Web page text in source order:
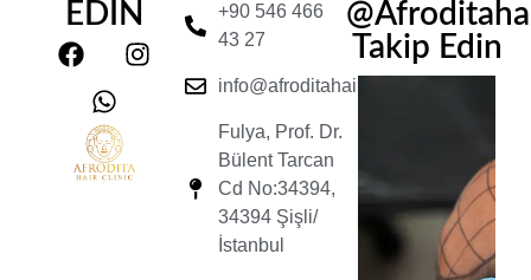
EDİN
+90 546 466
43 27
info@afroditahairclinic.com
Fulya, Prof. Dr.
Bülent Tarcan
Cd No:34394,
34394 Şişli/
İstanbul
Takip Edin